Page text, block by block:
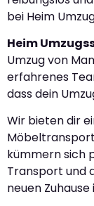
bei Heim
Heim
Umzug von
erfahrenes
dass dein
Wir bieten dir
kümmern sich
Transport und
neuen Zuhause